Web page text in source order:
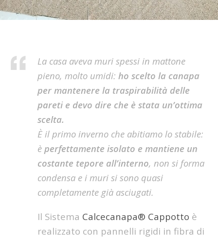
La casa aveva muri spessi in mattone
pieno, molto umidi: ho scelto la canapa
per mantenere la traspirabilità delle
pareti e devo dire che è stata un’ottima
scelta.
È il primo inverno che abitiamo lo stabile:
èperfettamente isolato e mantiene un
costante tepore all’interno, non si forma
condensa e i muri si sono quasi
completamente già asciugati.
Il Sistema Calcecanapa® Cappotto è
realizzato con pannelli rigidi in fibra di